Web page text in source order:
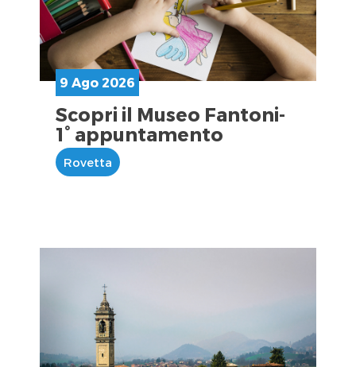
9 Ago 2026
Scopri il Museo Fantoni-
1° appuntamento
Rovetta